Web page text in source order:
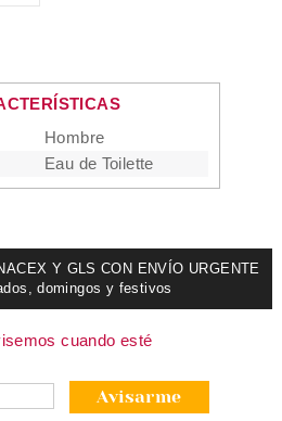
Hombre
Eau de Toilette
Y GLS CON ENVÍO URGENTE
domingos y festivos
cuando esté
Avisarme